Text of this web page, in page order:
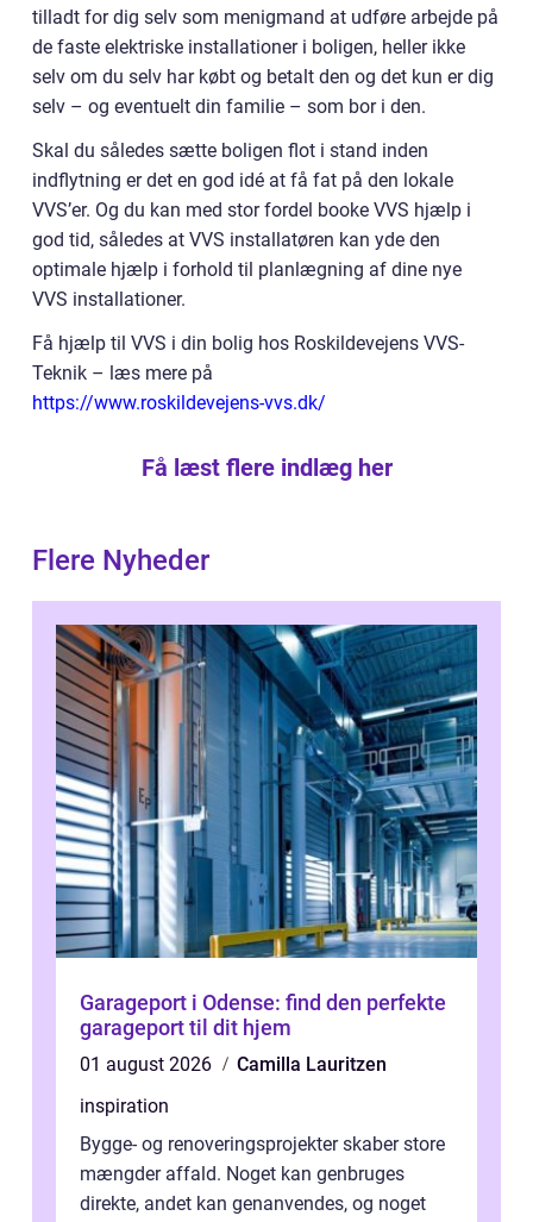
tilladt for dig selv som menigmand at udføre arbejde på
de faste elektriske installationer i boligen, heller ikke
selv om du selv har købt og betalt den og det kun er dig
selv – og eventuelt din familie – som bor i den.
Skal du således sætte boligen flot i stand inden
indflytning er det en god idé at få fat på den lokale
VVS’er. Og du kan med stor fordel booke VVS hjælp i
god tid, således at VVS installatøren kan yde den
optimale hjælp i forhold til planlægning af dine nye
VVS installationer.
Få hjælp til VVS i din bolig hos Roskildevejens VVS-
Teknik – læs mere på
https://www.roskildevejens-vvs.dk/
Få læst flere indlæg her
Flere Nyheder
Garageport i Odense: find den perfekte
garageport til dit hjem
01 august 2026
Camilla Lauritzen
inspiration
Bygge- og renoveringsprojekter skaber store
mængder affald. Noget kan genbruges
direkte, andet kan genanvendes, og noget